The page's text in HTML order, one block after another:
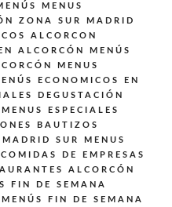
MENUS
ZONA SUR MADRID
ALCORCON
ALCORCÓN
MENÚS
MENUS
ECONOMICOS EN
DEGUSTACIÓN
MENUS ESPECIALES
BAUTIZOS
SUR
MENUS
DE EMPRESAS
ALCORCÓN
FIN DE SEMANA
MENÚS FIN DE SEMANA